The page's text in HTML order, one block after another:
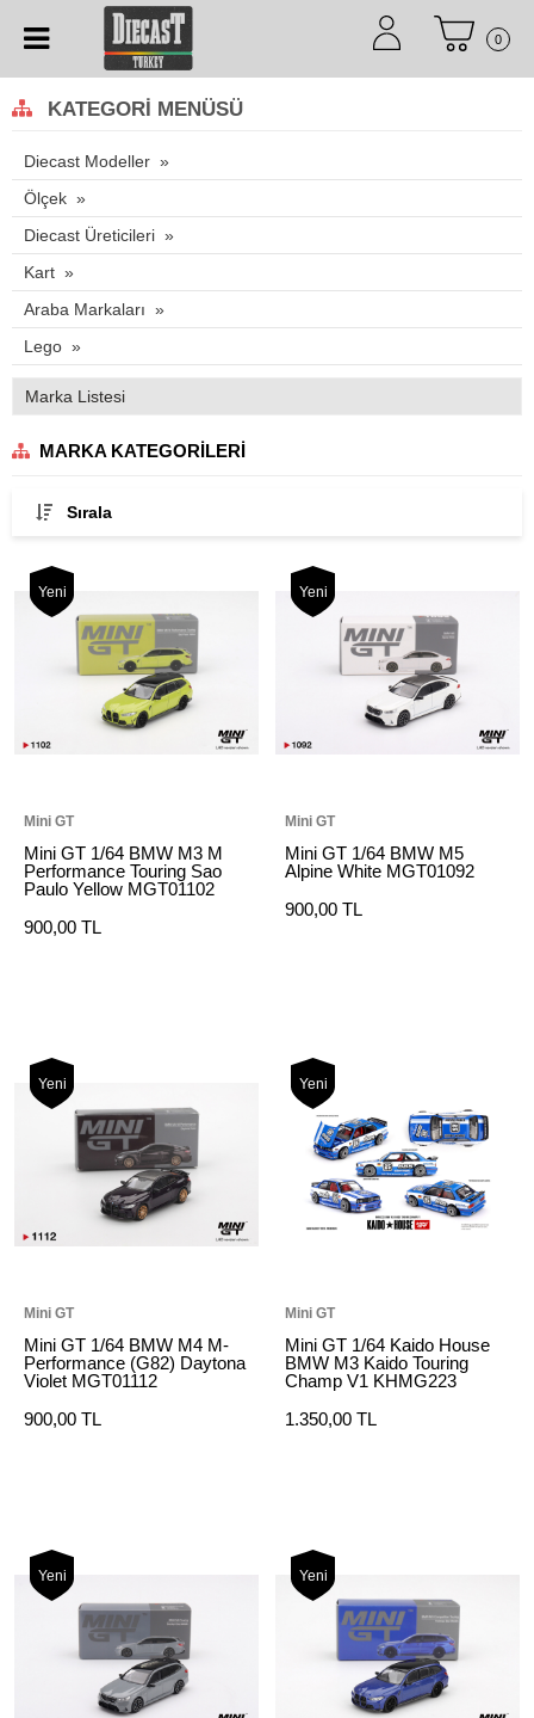
0
KATEGORI MENÜSÜ
Diecast Modeller
Ölçek
Diecast Üreticileri
Kart
Araba Markaları
Lego
Marka Listesi
MARKA KATEGORILERI
Sırala
Yeni
Mini GT
Mini GT 1/64 BMW M3 M
Performance Touring Sao
Paulo Yellow MGT01102
900,00 TL
Yeni
Mini GT
Mini GT 1/64 BMW M5
Alpine White MGT01092
900,00 TL
Yeni
Mini GT
Mini GT 1/64 BMW M4 M-
Performance (G82) Daytona
Violet MGT01112
900,00 TL
Yeni
Mini GT
Mini GT 1/64 Kaido House
BMW M3 Kaido Touring
Champ V1 KHMG223
1.350,00 TL
Yeni Yeni